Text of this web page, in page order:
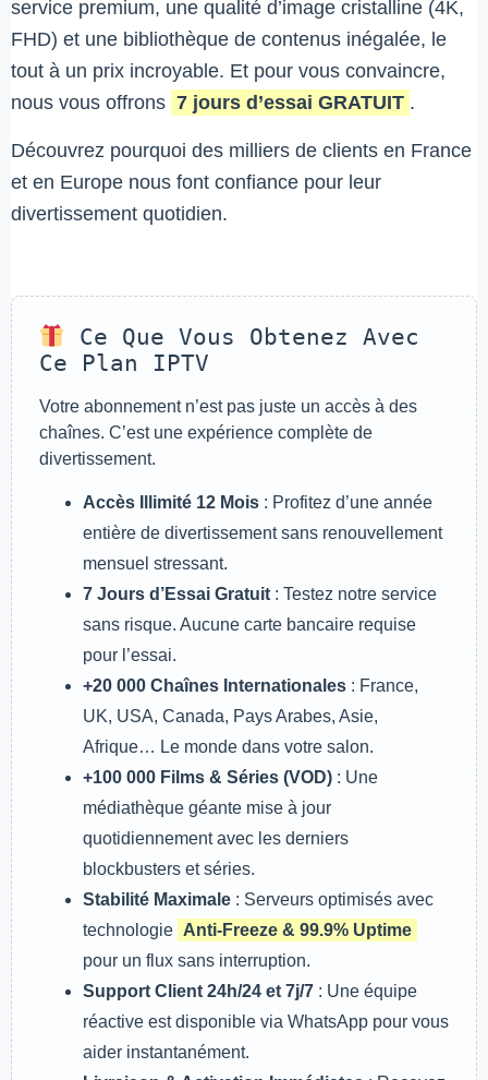
service premium, une qualité d’image cristalline (4K,
FHD) et une bibliothèque de contenus inégalée, le
tout à un prix incroyable. Et pour vous convaincre,
nous vous offrons 7 jours d’essai GRATUIT .
Découvrez pourquoi des milliers de clients en France
et en Europe nous font confiance pour leur
divertissement quotidien.
Ce Que Vous Obtenez Avec
Ce Plan IPTV
Votre abonnement n’est pas juste un accès à des
chaînes. C’est une expérience complète de
divertissement.
Accès Illimité 12 Mois : Profitez d’une année
entière de divertissement sans renouvellement
mensuel stressant.
7 Jours d’Essai Gratuit : Testez notre service
sans risque. Aucune carte bancaire requise
pour l’essai.
+20 000 Chaînes Internationales : France,
UK, USA, Canada, Pays Arabes, Asie,
Afrique… Le monde dans votre salon.
+100 000 Films & Séries (VOD) : Une
médiathèque géante mise à jour
quotidiennement avec les derniers
blockbusters et séries.
Stabilité Maximale : Serveurs optimisés avec
technologie Anti-Freeze & 99.9% Uptime
pour un flux sans interruption.
Support Client 24h/24 et 7j/7 : Une équipe
réactive est disponible via WhatsApp pour vous
aider instantanément.